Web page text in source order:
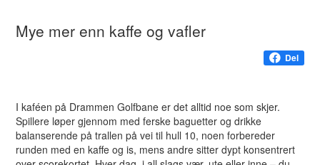
Mye mer enn kaffe og vafler
Del
I kaféen på Drammen Golfbane er det alltid noe som skjer.
Spillere løper gjennom med ferske baguetter og drikke
balanserende på trallen på vei til hull 10, noen forbereder
runden med en kaffe og is, mens andre sitter dypt konsentrert